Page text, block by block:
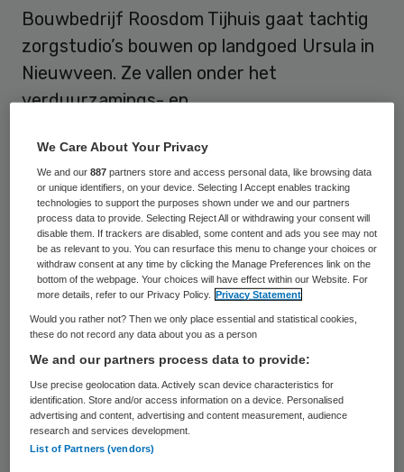
Bouwbedrijf Roosdom Tijhuis gaat tachtig
zorgstudio’s bouwen op landgoed Ursula in
Nieuwveen. Ze vallen onder het
verduurzamings- en
van Ipse de Bruggen, organisatie voor
mensen met een verstandelijke beperking.
Op het landgoed maken enkele verouderde
facilitaire gebouwen plaats voor twee
nieuwe blokken met elk veertig woningen
volgens het prefab modulair bouwen-
concept,zo schrijft Roosdom Tijhuis op zijn
website. Op het landgoed Ursula realiseert
Ipse de Bruggen haar eerste volledig
energieneutrale verblijfsaccommodatie –
met warmtepompen, zonnepanelen en de
We Care About Your Privacy
We and our887 partners store and access personal data, like browsing data
or unique identifiers, on your device. Selecting I Accept enables tracking
technologies to support the purposes shown under we and our partners
process data to provide. Selecting Reject All or withdrawing your consent will
disable them. If trackers are disabled, some content and ads you see may not
be as relevant to you. You can resurface this menu to change your choices or
withdraw consent at any time by clicking the Manage Preferences link on the
bottom of the webpage. Your choices will have effect within our Website. For
more details, refer to our Privacy Policy.
Privacy Statement
Would you rather not? Then we only place essential and statistical cookies,
these do not record any data about you as a person
We and our partners process data to provide:
Use precise geolocation data. Actively scan device characteristics for
identification. Store and/or access information on a device. Personalised
advertising and content, advertising and content measurement, audience
research and services development.
List of Partners (vendors)